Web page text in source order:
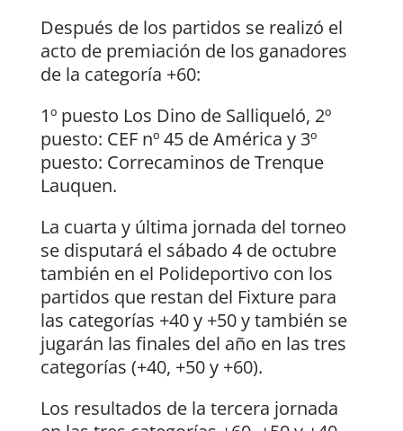
Después de los partidos se realizó el
acto de premiación de los ganadores
de la categoría +60:
1º puesto Los Dino de Salliqueló, 2º
puesto: CEF nº 45 de América y 3º
puesto: Correcaminos de Trenque
Lauquen.
La cuarta y última jornada del torneo
se disputará el sábado 4 de octubre
también en el Polideportivo con los
partidos que restan del Fixture para
las categorías +40 y +50 y también se
jugarán las finales del año en las tres
categorías (+40, +50 y +60).
Los resultados de la tercera jornada